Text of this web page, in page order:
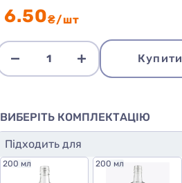
6.50₴/шт
Купити
ВИБЕРІТЬ КОМПЛЕКТАЦІЮ
Підходить для
200 мл 200 мл